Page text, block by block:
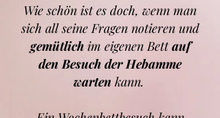
Wie schön ist es doch, wenn man
sich all seine Fragen notieren und
gemütlichim eigenen Bettauf
den Besuch der Hebamme
warten kann.